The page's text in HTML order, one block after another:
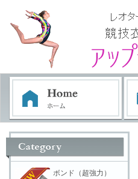
ボンド（超強力）